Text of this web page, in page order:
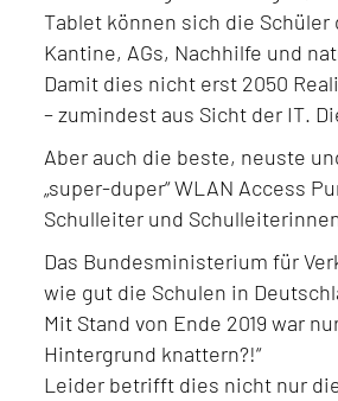
Tablet können sich die
Kantine, AGs, Nachhilfe und
Damit dies nicht erst 2050
– zumindest aus Sicht der IT.
Aber auch die beste, neuste
„super-duper“ WLAN Access
Schulleiter und
Das Bundesministerium für
wie gut die Schulen in
Mit Stand von Ende 2019 war
Hintergrund knattern?!“
Leider betrifft dies nicht nur